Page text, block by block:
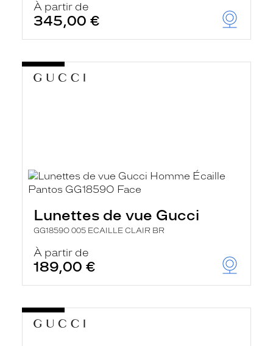
À partir de
345,00 €
Lunettes de vue Gucci
GG1859O 005 ECAILLE CLAIR BR
À partir de
189,00 €